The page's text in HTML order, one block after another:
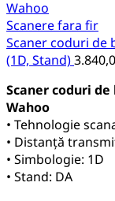
Scanere fara fir
Scaner coduri de
(1D, Stand)
Scaner coduri de
Wahoo
• Tehnologie
• Distanță
• Simbologie: 1D
• Stand: DA